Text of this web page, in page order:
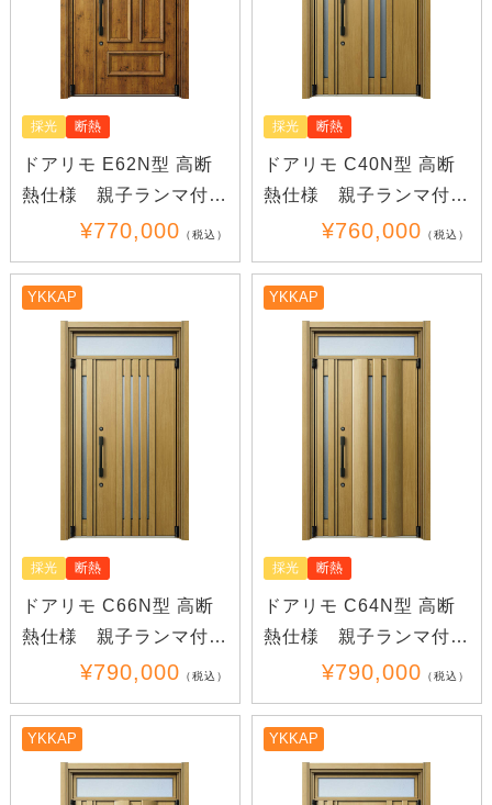
採光 断熱
ドアリモ E62N型 高断
熱仕様 親子ランマ付き
¥770,000 （税込）
採光 断熱
ドアリモ C40N型 高断
熱仕様 親子ランマ付き
¥760,000 （税込）
YKKAP
採光 断熱
ドアリモ C66N型 高断
熱仕様 親子ランマ付き
¥790,000 （税込）
YKKAP
採光 断熱
ドアリモ C64N型 高断
熱仕様 親子ランマ付き
(木目)(アルミ)
¥790,000 （税込）
YKKAP YKKAP